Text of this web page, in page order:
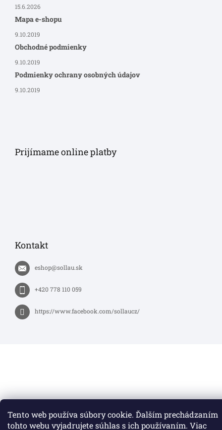
Tento web používa súbory cookie. Ďalším prechádzaním
tohto webu vyjadrujete súhlas s ich používaním. Viac
15.6.2026
Mapa e-shopu
9.10.2019
Obchodné podmienky
9.10.2019
Podmienky ochrany osobných údajov
9.10.2019
Prijímame online platby
Kontakt
eshop@sollau.sk
+420 778 110 059
https://www.facebook.com/sollaucz/